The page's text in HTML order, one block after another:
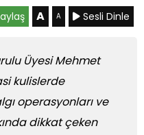
A A Sesli Dinle
Üyesi Mehmet
kulislerde
operasyonları ve
dikkat çeken